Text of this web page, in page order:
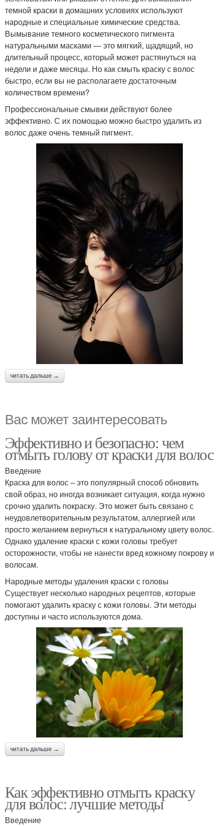
темной краски в домашних условиях используют
народные и специальные химические средства.
Вымывание темного косметического пигмента
натуральными масками — это мягкий, щадящий, но
длительный процесс, который может растянуться на
недели и даже месяцы. Но как смыть краску с волос
быстро, если вы не располагаете достаточным
количеством времени?
Профессиональные смывки действуют более
эффективно. С их помощью можно быстро удалить из
волос даже очень темный пигмент.
читать дальше →
Вас может заинтересовать
Эффективно и безопасно: чем
отмыть голову от краски для волос
Введение
Краска для волос – это популярный способ обновить
свой образ, но иногда возникает ситуация, когда нужно
срочно удалить покраску. Это может быть связано с
неудовлетворительным результатом, аллергией или
просто желанием вернуться к натуральному цвету волос.
Однако удаление краски с кожи головы требует
осторожности, чтобы не нанести вред кожному покрову и
волосам.
Народные методы удаления краски с головы
Существует несколько народных рецептов, которые
помогают удалить краску с кожи головы. Эти методы
доступны и часто используются дома.
читать дальше →
Как эффективно отмыть краску
для волос: лучшие методы
Введение